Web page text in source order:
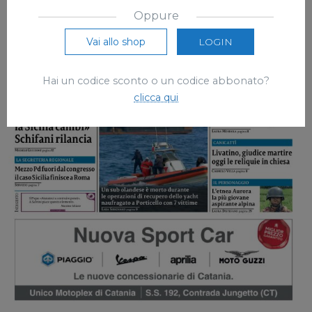
Oppure
Vai allo shop LOGIN
Hai un codice sconto o un codice abbonato?
clicca qui